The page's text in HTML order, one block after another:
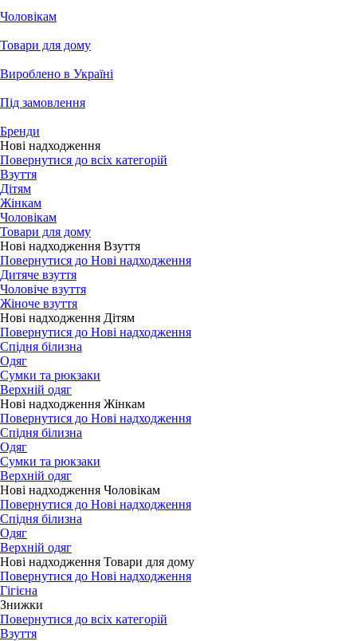
Чоловікам
Товари для дому
Вироблено в Україні
Під замовлення
Бренди
Нові надходження
Повернутися до всіх категорій
Взуття
Дітям
Жінкам
Чоловікам
Товари для дому
Нові надходження Взуття
Повернутися до Нові надходження
Дитяче взуття
Чоловіче взуття
Жіноче взуття
Нові надходження Дітям
Повернутися до Нові надходження
Спідня білизна
Одяг
Сумки та рюкзаки
Верхній одяг
Нові надходження Жінкам
Повернутися до Нові надходження
Спідня білизна
Одяг
Сумки та рюкзаки
Верхній одяг
Нові надходження Чоловікам
Повернутися до Нові надходження
Спідня білизна
Одяг
Верхній одяг
Нові надходження Товари для дому
Повернутися до Нові надходження
Гігієна
Знижки
Повернутися до всіх категорій
Взуття